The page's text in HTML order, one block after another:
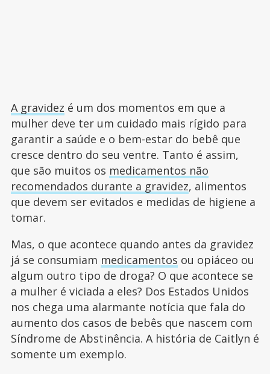
A gravidez é um dos momentos em que a
mulher deve ter um cuidado mais rígido para
garantir a saúde e o bem-estar do bebê que
cresce dentro do seu ventre. Tanto é assim,
que são muitos os medicamentos não
recomendados durante a gravidez, alimentos
que devem ser evitados e medidas de higiene a
tomar.
Mas, o que acontece quando antes da gravidez
já se consumiam medicamentos ou opiáceo ou
algum outro tipo de droga? O que acontece se
a mulher é viciada a eles? Dos Estados Unidos
nos chega uma alarmante notícia que fala do
aumento dos casos de bebês que nascem com
Síndrome de Abstinência. A história de Caitlyn é
somente um exemplo.